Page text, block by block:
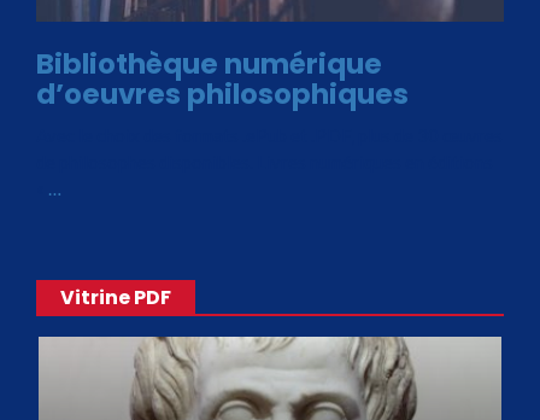
Bibliothèque numérique
d’oeuvres philosophiques
…
Vitrine PDF